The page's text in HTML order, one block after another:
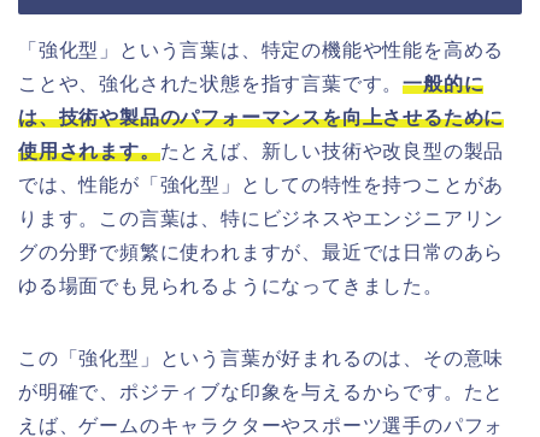
「強化型」という言葉は、特定の機能や性能を高める
ことや、強化された状態を指す言葉です。一般的に
は、技術や製品のパフォーマンスを向上させるために
使用されます。たとえば、新しい技術や改良型の製品
では、性能が「強化型」としての特性を持つことがあ
ります。この言葉は、特にビジネスやエンジニアリン
グの分野で頻繁に使われますが、最近では日常のあら
ゆる場面でも見られるようになってきました。
この「強化型」という言葉が好まれるのは、その意味
が明確で、ポジティブな印象を与えるからです。たと
えば、ゲームのキャラクターやスポーツ選手のパフォ